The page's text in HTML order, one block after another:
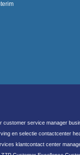
service manager
en selectie contactcenter
klantcontact center